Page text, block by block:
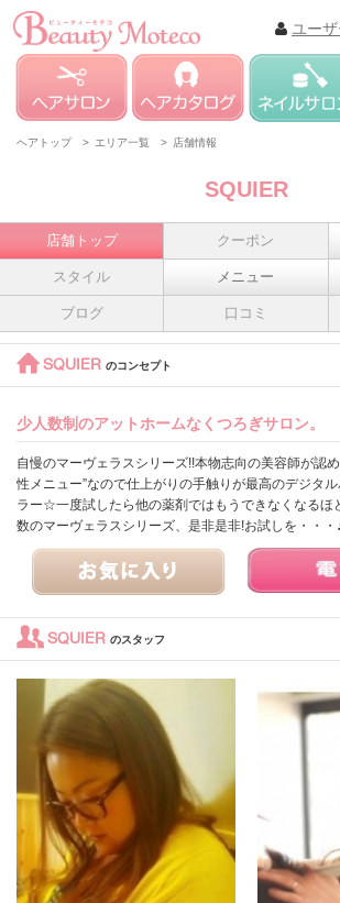
ユー
ヘアトップ > エリア一覧 > 店舗情報
SQUIER
店舗トップ クーポン
スタイル メニュー
ブログ 口コミ
SQUIER のコンセプト
少人数制のアットホームなくつろぎサロン。
自慢のマーヴェラスシリーズ!!本物志向の美容師が認
性メニュー”なので仕上がりの手触りが最高のデジタ
ラー☆一度試したら他の薬剤ではもうできなくなるほ
数のマーヴェラスシリーズ、是非是非!お試しを・・・
SQUIER のスタッフ